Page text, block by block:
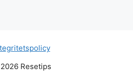
Resetips